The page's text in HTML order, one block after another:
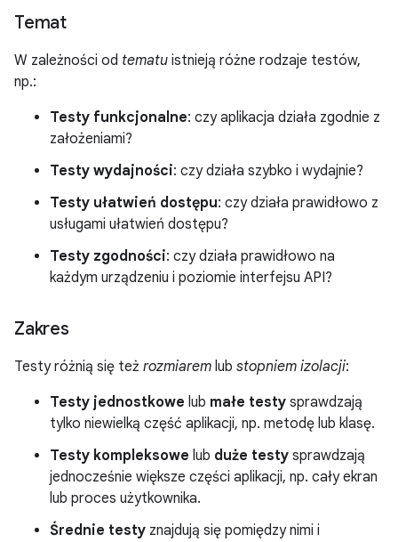
Temat
W zależności od tematu istnieją różne rodzaje testów,
np.:
Testy funkcjonalne: czy aplikacja działa zgodnie z
założeniami?
Testy wydajności: czy działa szybko i wydajnie?
Testy ułatwień dostępu: czy działa prawidłowo z
usługami ułatwień dostępu?
Testy zgodności: czy działa prawidłowo na
każdym urządzeniu i poziomie interfejsu API?
Zakres
Testy różnią się też rozmiarem lub stopniem izolacji:
Testy jednostkowe lub małe testy sprawdzają
tylko niewielką część aplikacji, np. metodę lub klasę.
Testy kompleksowe lub duże testy sprawdzają
jednocześnie większe części aplikacji, np. cały ekran
lub proces użytkownika.
Średnie testy znajdują się pomiędzy nimi i